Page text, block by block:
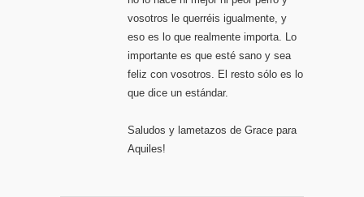
vosotros le querréis igualmente, y
eso es lo que realmente importa. Lo
importante es que esté sano y sea
feliz con vosotros. El resto sólo es lo
que dice un estándar.
Saludos y lametazos de Grace para
Aquiles!